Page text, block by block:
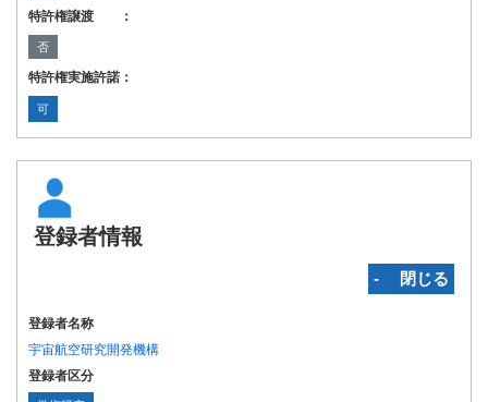
特許権譲渡 ：
否
特許権実施許諾：
可
登録者情報
‐ 閉じる
登録者名称
宇宙航空研究開発機構
登録者区分